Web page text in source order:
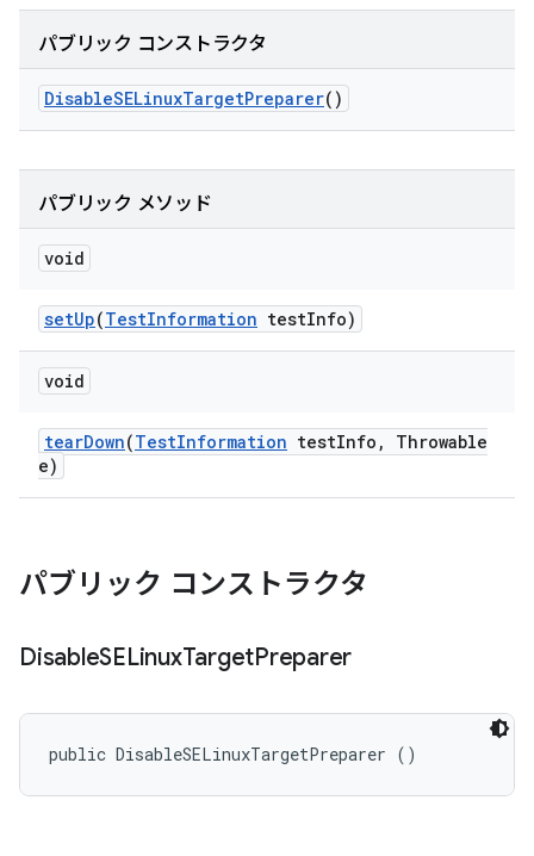
パブリック コンストラクタ
DisableSELinuxTargetPreparer()
パブリック メソッド
void
setUp(TestInformation testInfo)
void
tearDown(TestInformation testInfo ,
Throwable
e)
パブリック コンストラクタ
DisableSELinuxTargetPreparer
public DisableSELinuxTargetPreparer ()